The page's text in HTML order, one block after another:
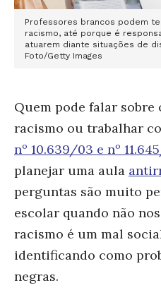
Professores brancos podem
racismo, até porque é
atuarem diante situações de
Foto/Getty Images
Quem pode falar sobre
racismo ou trabalhar
nº 10.639/03 e nº
planejar uma aula
perguntas são muito
escolar quando não
racismo é um mal
identificando como
negras.